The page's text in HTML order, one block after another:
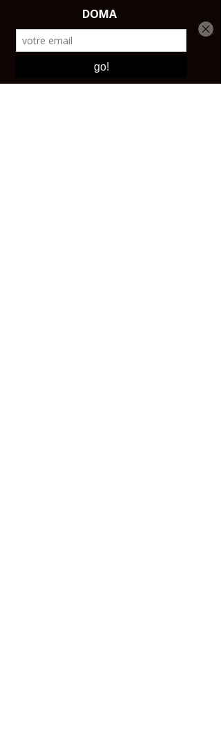
DELIVERY
Throughout France, the European
Union and Switzerland.